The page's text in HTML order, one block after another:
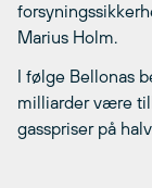
Marius Holm.
I følge Bellonas
milliarder være
gasspriser på